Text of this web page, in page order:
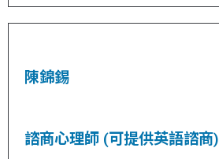
陳錦錫
諮商心理師 (可提供英語諮商)